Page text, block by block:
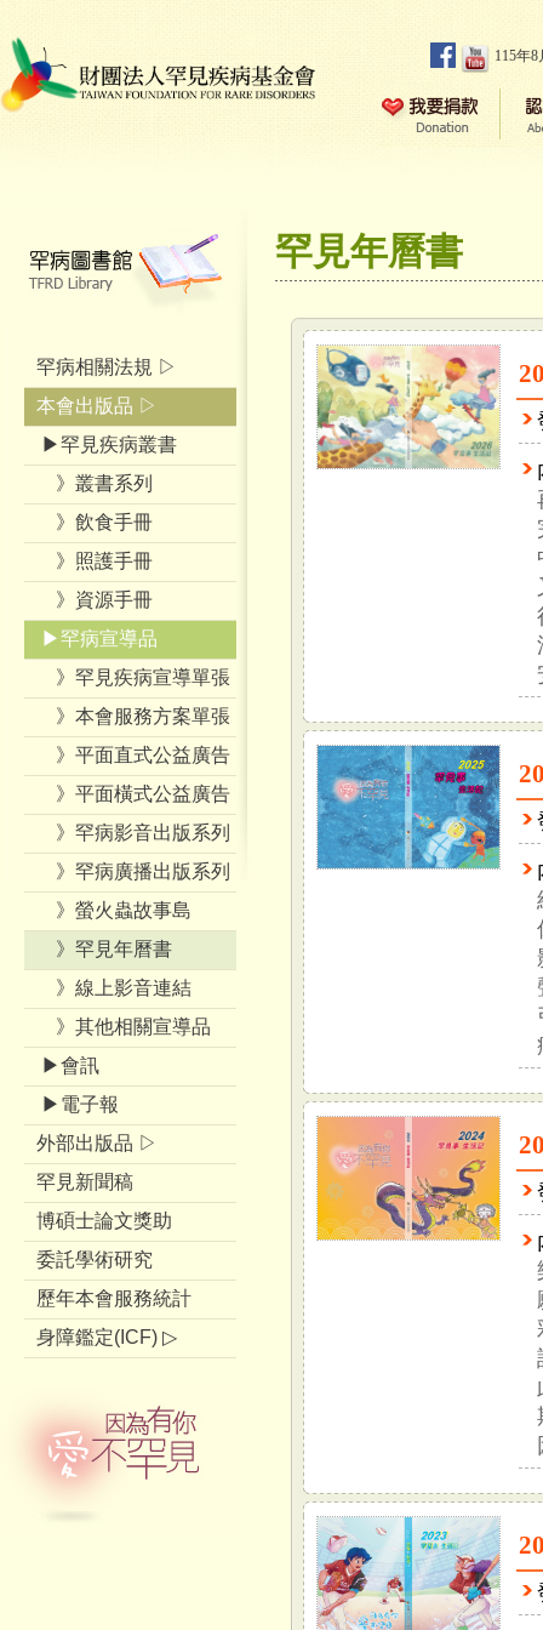
115年
罕見年曆書
罕病相關法規 ▷
本會出版品 ▷
▶罕見疾病叢書
》叢書系列
》飲食手冊
》照護手冊
》資源手冊
▶罕病宣導品
》罕見疾病宣導單張
》本會服務方案單張
》平面直式公益廣告
》平面橫式公益廣告
》罕病影音出版系列
》罕病廣播出版系列
》螢火蟲故事島
》罕見年曆書
》線上影音連結
》其他相關宣導品
▶會訊
▶電子報
外部出版品 ▷
罕見新聞稿
博碩士論文獎助
委託學術研究
歷年本會服務統計
身障鑑定(ICF) ▷